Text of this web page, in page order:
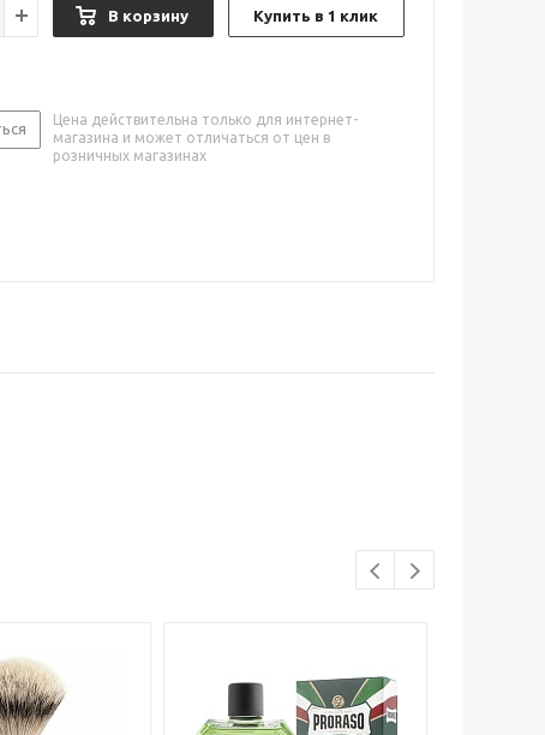
В корзину Купить в 1 клик
Цена действительна только для интернет-
магазина и может отличаться от цен в
розничных магазинах